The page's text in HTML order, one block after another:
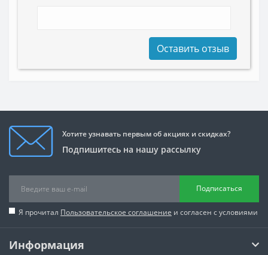
Оставить отзыв
Хотите узнавать первым об акциях и скидках?
Подпишитесь на нашу рассылку
Подписаться
Я прочитал Пользовательское соглашение и согласен с условиями
Информация